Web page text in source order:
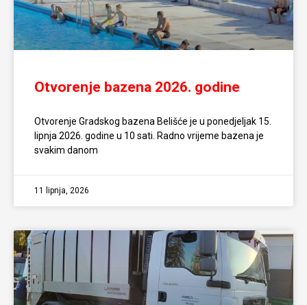
Otvorenje bazena 2026. godine
Otvorenje Gradskog bazena Belišće je u ponedjeljak 15.
lipnja 2026. godine u 10 sati. Radno vrijeme bazena je
svakim danom
11 lipnja, 2026